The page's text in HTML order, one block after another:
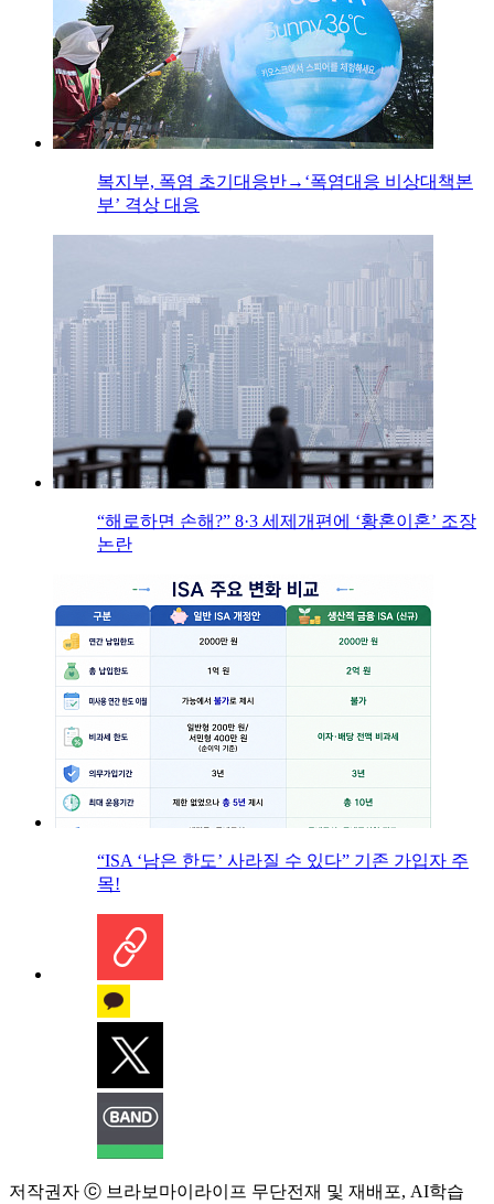
복지부, 폭염 초기대응반→‘폭염대응 비상대책본
부’ 격상 대응
“해로하면 손해?” 8·3 세제개편에 ‘황혼이혼’ 조장
논란
“ISA ‘남은 한도’ 사라질 수 있다” 기존 가입자 주
목!
저작권자 ⓒ 브라보마이라이프 무단전재 및 재배포, AI학습